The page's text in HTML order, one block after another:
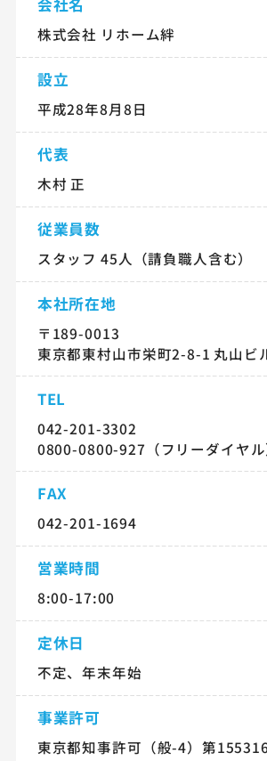
会社名
株式会社 リホーム絆
設立
平成28年8月8日
代表
木村 正
従業員数
スタッフ 45人（請負職人含む）
本社所在地
〒189-0013
東京都東村山市栄町2-8-1 丸山ビ
TEL
042-201-3302
0800-0800-927（フリーダイヤル
FAX
042-201-1694
営業時間
8:00-17:00
定休日
不定、年末年始
事業許可
東京都知事許可（般-4）第